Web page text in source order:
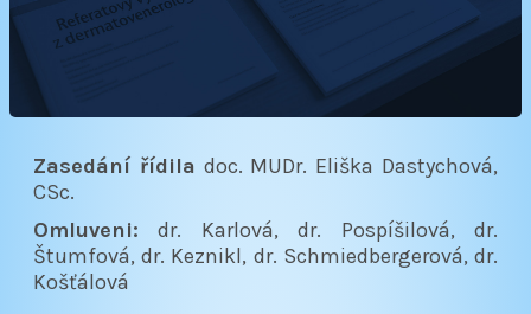
Zasedání řídila doc. MUDr. Eliška Dastychová,
CSc.
Omluveni: dr. Karlová, dr. Pospíšilová, dr.
Štumfová, dr. Keznikl, dr. Schmiedbergerová, dr.
Košťálová